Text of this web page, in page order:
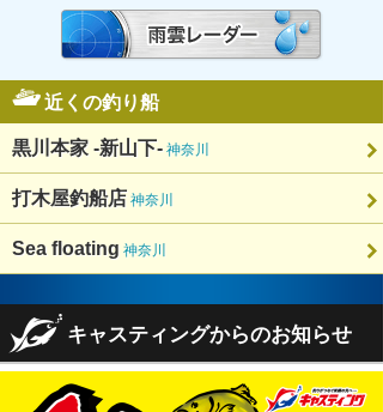
近くの釣り船
黒川本家 -新山下- 神奈川
打木屋釣船店 神奈川
Sea floating 神奈川